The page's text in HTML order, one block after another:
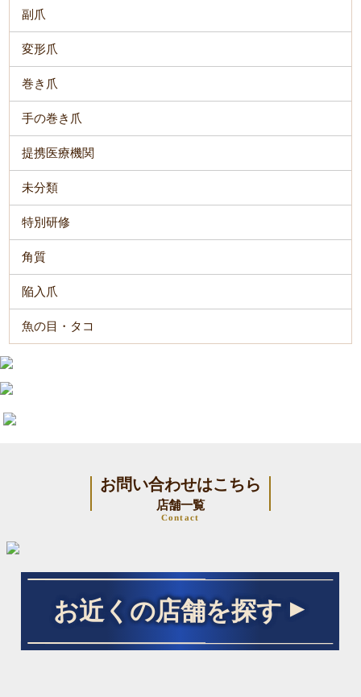
副爪
変形爪
巻き爪
手の巻き爪
提携医療機関
未分類
特別研修
角質
陥入爪
魚の目・タコ
お問い合わせはこちら
店舗一覧
Contact
お近くの店舗を探す